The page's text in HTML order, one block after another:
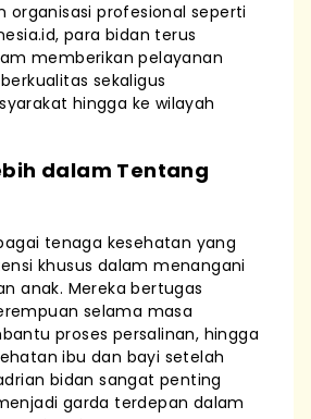
organisasi profesional seperti
para bidan terus
memberikan pelayanan
sekaligus
hingga ke wilayah
dalam Tentang
tenaga kesehatan yang
khusus dalam menangani
anak. Mereka bertugas
selama masa
proses persalinan, hingga
ibu dan bayi setelah
bidan sangat penting
garda terdepan dalam